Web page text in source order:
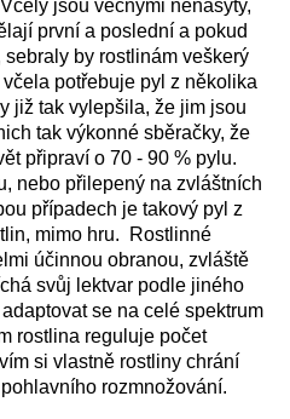
jsou věčnými nenasyty,
první a poslední a pokud
by rostlinám veškerý
potřebuje pyl z několika
již tak vylepšila, že jim jsou
tak výkonné sběračky, že
připraví o 70 - 90 % pylu.
nebo přilepený na zvláštních
případech je takový pyl z
mimo hru. Rostlinné
účinnou obranou, zvláště
svůj lektvar podle jiného
se na celé spektrum
rostlina reguluje počet
si vlastně rostliny chrání
rozmnožování.